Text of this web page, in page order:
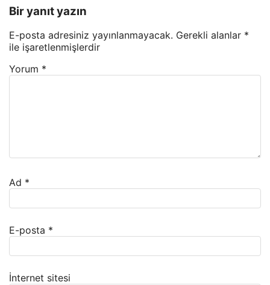
Bir yanıt yazın
E-posta adresiniz yayınlanmayacak. Gerekli alanlar *
ile işaretlenmişlerdir
Yorum *
Ad *
E-posta *
İnternet sitesi